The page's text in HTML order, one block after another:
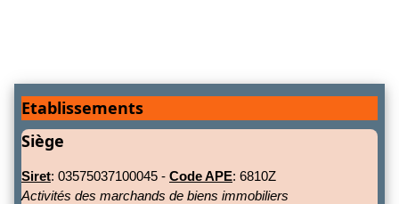
Etablissements
Siège
Siret: 03575037100045 - Code APE: 6810Z
Activités des marchands de biens immobiliers